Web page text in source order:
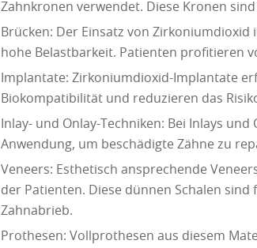
Zahnkronen verwendet. Diese Kronen
Brücken: Der Einsatz von
hohe Belastbarkeit. Patienten profitieren
Implantate: Zirkoniumdioxid-Implantate
Biokompatibilität und reduzieren das
Inlay- und Onlay-Techniken: Bei Inlays
Anwendung, um beschädigte Zähne zu
Veneers: Esthetisch ansprechende
der Patienten. Diese dünnen Schalen
Zahnabrieb.
Prothesen: Vollprothesen aus diesem